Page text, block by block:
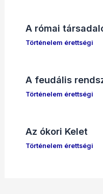
A római
Történelem érettségi
A feudális
Történelem érettségi
Az ókori Kelet
Történelem érettségi